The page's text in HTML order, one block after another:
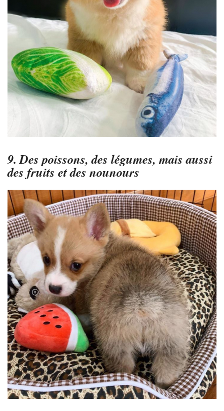
9. Des poissons, des légumes, mais aussi
des fruits et des nounours